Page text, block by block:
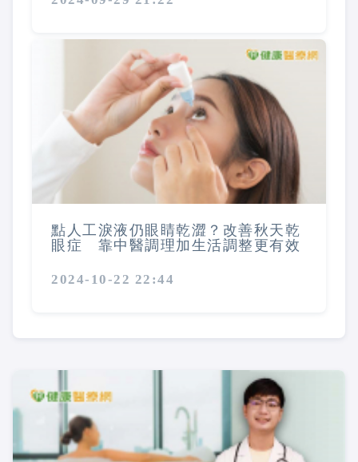
點人工淚液仍眼睛乾澀？改善秋天乾
眼症 靠中醫調理加生活調整更有效
2024-10-22 22:44